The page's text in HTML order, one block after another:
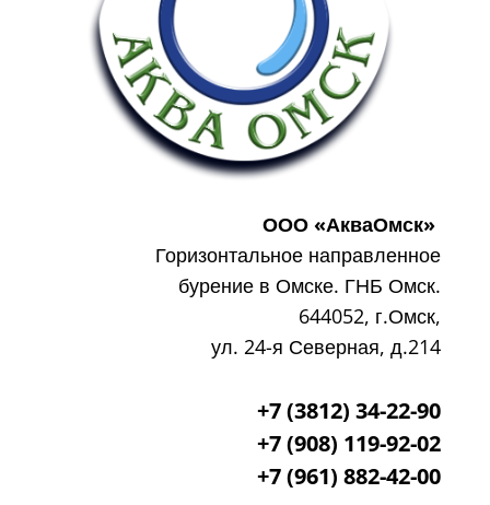
ООО «АкваОмск»
Горизонтальное направленное
бурение в Омске. ГНБ Омск.
644052, г.Омск,
ул. 24-я Северная, д.214
+7 (3812) 34-22-90
+7 (908) 119-92-02
+7(961) 882-42-00